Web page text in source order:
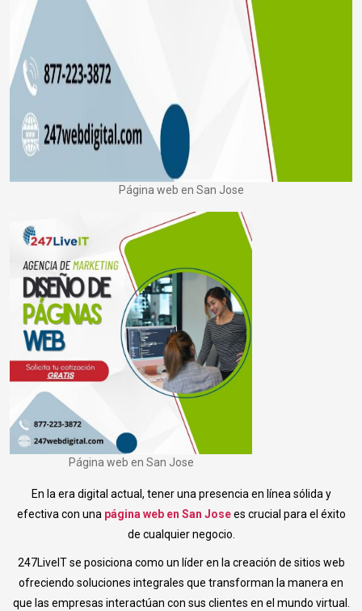
Página web en San Jose
Página web en San Jose
En la era digital actual, tener una presencia en línea sólida y
efectiva con una página web en San Josees crucial para el éxito
de cualquier negocio.
247LiveIT se posiciona como un líder en la creación de sitios web
ofreciendo soluciones integrales que transforman la manera en
que las empresas interactúan con sus clientes en el mundo virtual.